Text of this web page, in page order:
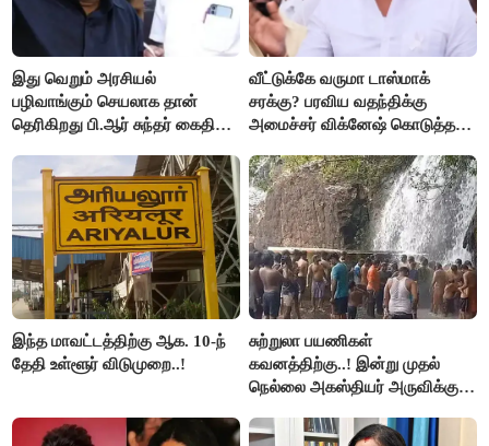
இது வெறும் அரசியல்
பழிவாங்கும் செயலாக தான்
தெரிகிறது பி.ஆர் சுந்தர் கைதிற்கு
வீட்டுக்கே வருமா டாஸ்மாக்
சரக்கு? பரவிய வதந்திக்கு
அமைச்சர் விக்னேஷ் கொடுத்த
இந்த மாவட்டத்திற்கு ஆக. 10-ந்
தேதி உள்ளூர் விடுமுறை..!
சுற்றுலா பயணிகள்
கவனத்திற்கு..! இன்று முதல்
நெல்லை அகஸ்தியர் அருவிக்கு